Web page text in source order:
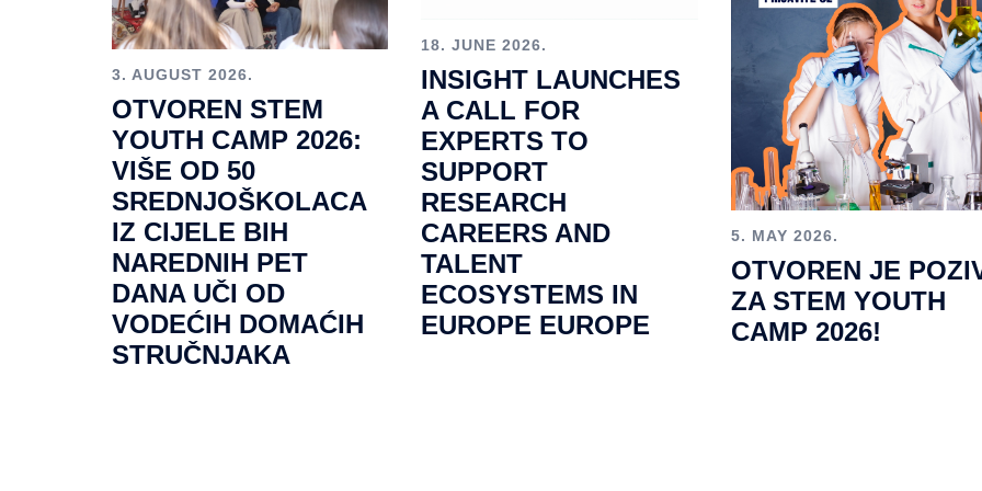
3. AUGUST 2026.
OTVOREN STEM
YOUTH CAMP 2026:
VIŠE OD 50
SREDNJOŠKOLACA
IZ CIJELE BIH
NAREDNIH PET
DANA UČI OD
VODEĆIH DOMAĆIH
STRUČNJAKA
18. JUNE 2026.
INSIGHT LAUNCHES
A CALL FOR
EXPERTS TO
SUPPORT
RESEARCH
CAREERS AND
TALENT
ECOSYSTEMS IN
EUROPE EUROPE
5. MAY 2026.
OTVOREN JE
ZA STEM YOUTH
CAMP 2026!